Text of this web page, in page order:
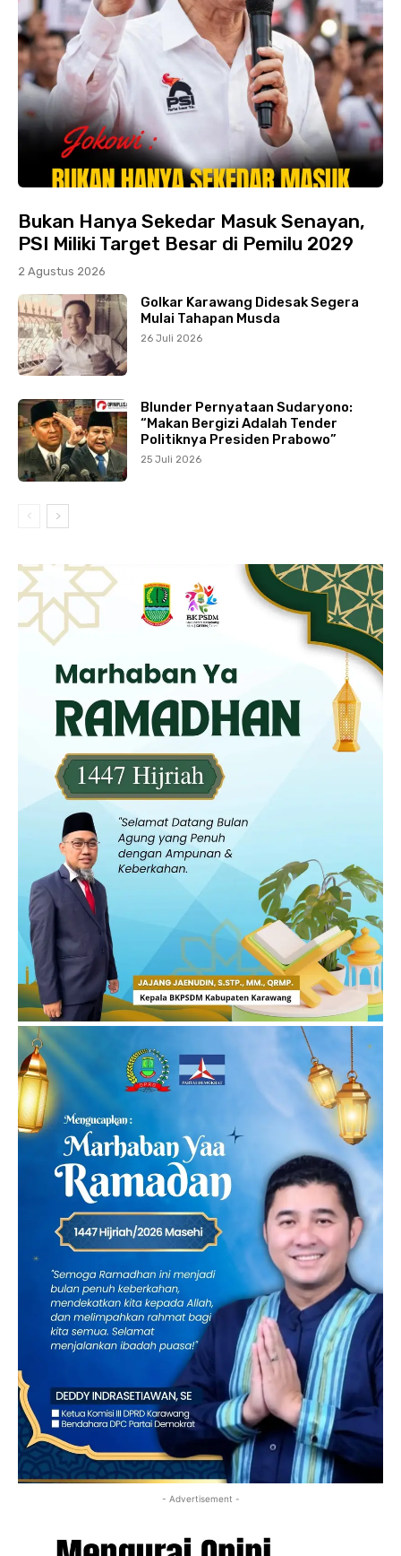
Bukan Hanya Sekedar Masuk Senayan,
PSI Miliki Target Besar di Pemilu 2029
2 Agustus 2026
Golkar Karawang Didesak Segera
Mulai Tahapan Musda
26 Juli 2026
Blunder Pernyataan Sudaryono:
“Makan Bergizi Adalah Tender
Politiknya Presiden Prabowo”
25 Juli 2026
- Advertisement -